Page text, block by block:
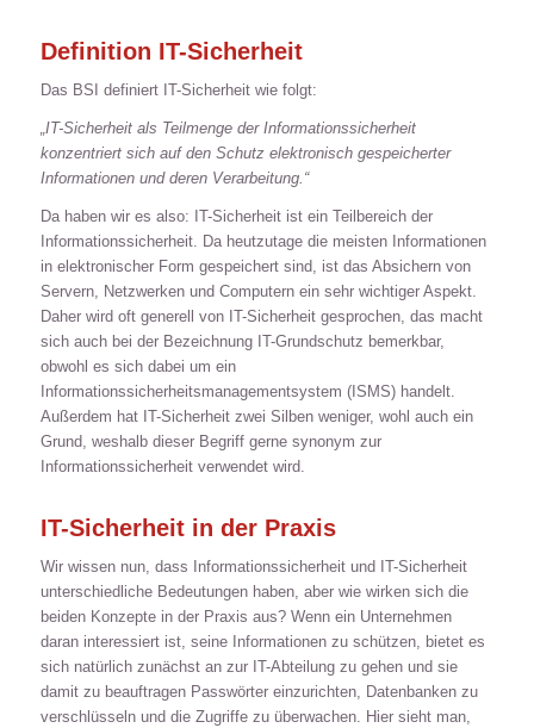
Definition IT-Sicherheit
Das BSI definiert IT-Sicherheit wie folgt:
„IT-Sicherheit als Teilmenge der Informationssicherheit
konzentriert sich auf den Schutz elektronisch gespeicherter
Informationen und deren Verarbeitung.“
Da haben wir es also: IT-Sicherheit ist ein Teilbereich der
Informationssicherheit. Da heutzutage die meisten Informationen
in elektronischer Form gespeichert sind, ist das Absichern von
Servern, Netzwerken und Computern ein sehr wichtiger Aspekt.
Daher wird oft generell von IT-Sicherheit gesprochen, das macht
sich auch bei der Bezeichnung IT-Grundschutz bemerkbar,
obwohl es sich dabei um ein
Informationssicherheitsmanagementsystem (ISMS) handelt.
Außerdem hat IT-Sicherheit zwei Silben weniger, wohl auch ein
Grund, weshalb dieser Begriff gerne synonym zur
Informationssicherheit verwendet wird.
IT-Sicherheit in der Praxis
Wir wissen nun, dass Informationssicherheit und IT-Sicherheit
unterschiedliche Bedeutungen haben, aber wie wirken sich die
beiden Konzepte in der Praxis aus? Wenn ein Unternehmen
daran interessiert ist, seine Informationen zu schützen, bietet es
sich natürlich zunächst an zur IT-Abteilung zu gehen und sie
damit zu beauftragen Passwörter einzurichten, Datenbanken zu
verschlüsseln und die Zugriffe zu überwachen. Hier sieht man,